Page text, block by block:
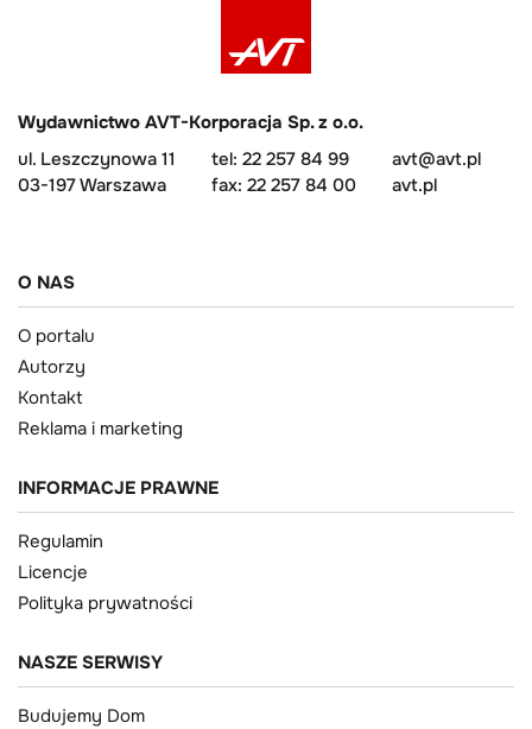
Wydawnictwo AVT-Korporacja Sp. z o.o.
ul. Leszczynowa 11
03-197 Warszawa
tel: 22 257 84 99
fax: 22 257 84 00
avt@avt.pl
avt.pl
O NAS
O portalu
Autorzy
Kontakt
Reklama i marketing
INFORMACJE PRAWNE
Regulamin
Licencje
Polityka prywatności
NASZE SERWISY
Budujemy Dom